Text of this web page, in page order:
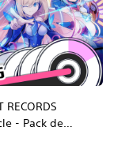
RECORDS
- Pack de
5, Lumen: